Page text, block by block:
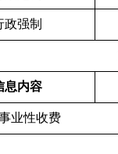
政强制
息内容
业性收费